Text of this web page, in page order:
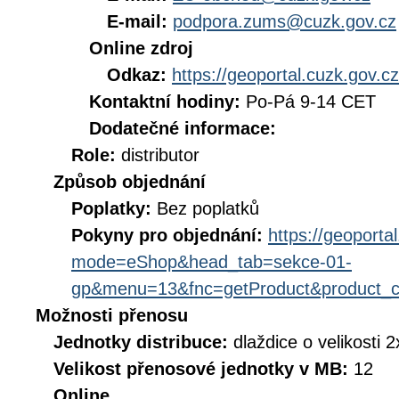
E-mail: podpora.zums@cuzk.gov.cz
Online zdroj
Odkaz: https://geoportal.cuzk.gov.cz
Kontaktní hodiny: Po-Pá 9-14 CET
Dodatečné informace:
Role: distributor
Způsob objednání
Poplatky: Bez poplatků
Pokyny pro objednání: https://
mode=eShop&head_tab=sekce-01-
Možnosti přenosu
Jednotky distribuce: dlaždice o velikosti
Velikost přenosové jednotky v MB: 12